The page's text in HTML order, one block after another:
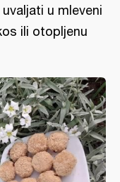
u mleveni
ili otopljenu